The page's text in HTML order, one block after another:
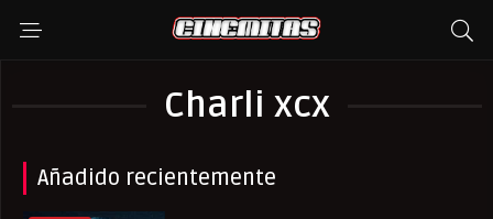
Charli xcx
Añadido recientemente